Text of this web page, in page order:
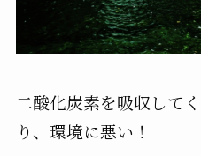
二酸化炭素を吸収して
り、環境に悪い！